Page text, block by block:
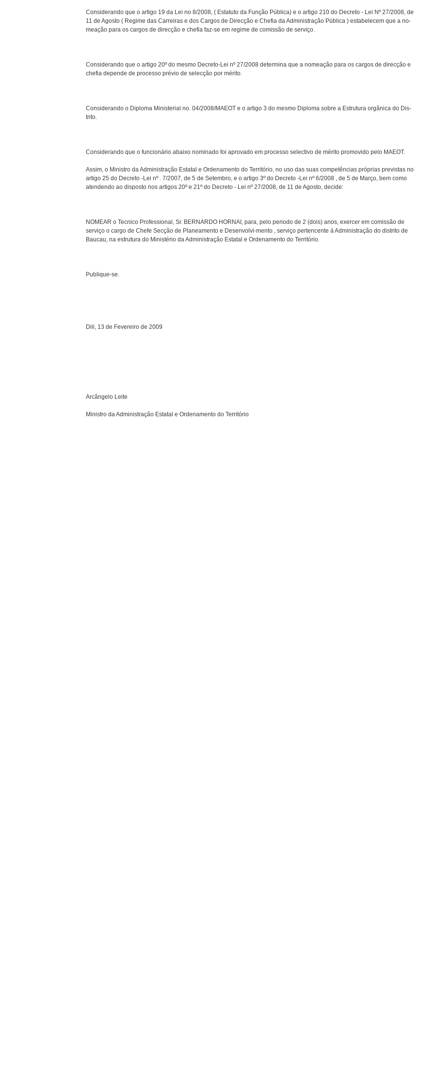
Considerando que o artigo 19 da Lei no 8/2008, ( Estatuto da Função Pública) e o artigo 210 do Decreto - Lei Nº 27/2008, de
11 de Agosto ( Regime das Carreiras e dos Cargos de Direcção e Chefia da Administração Pública ) estabelecem que a no-
meação para os cargos de direcção e chefia faz-se em regime de comissão de serviço.
Considerando que o artigo 20º do mesmo Decreto-Lei nº 27/2008 determina que a nomeação para os cargos de direcção e
chefia depende de processo prévio de selecção por mérito.
Considerando o Diploma Ministerial no. 04/2008/MAEOT e o artigo 3 do mesmo Diploma sobre a Estrutura orgânica do Dis-
trito.
Considerando que o funcionário abaixo nominado foi aprovado em processo selectivo de mérito promovido pelo MAEOT.
Assim, o Ministro da Administração Estatal e Ordenamento do Território, no uso das suas competências próprias previstas no
artigo 25 do Decreto -Lei nº . 7/2007, de 5 de Setembro, e o artigo 3º do Decreto -Lei nº 6/2008 , de 5 de Março, bem como
atendendo ao disposto nos artigos 20º e 21º do Decreto - Lei nº 27/2008, de 11 de Agosto, decide:
NOMEAR o Tecnico Professional, Sr. BERNARDO HORNAI, para, pelo periodo de 2 (dois) anos, exercer em comissão de
serviço o cargo de Chefe Secção de Planeamento e Desenvolvi-mento , serviço pertencente á Administração do distrito de
Baucau, na estrutura do Ministério da Administração Estatal e Ordenamento do Território.
Publique-se.
Dili, 13 de Fevereiro de 2009
Arcângelo Leite
Ministro da Administração Estatal e Ordenamento do Território